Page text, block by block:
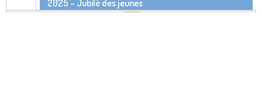
2025 – Jubilé des jeunes